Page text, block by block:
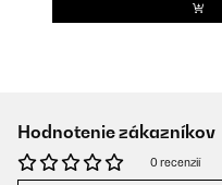
Hodnotenie zákazníkov
0 recenzií